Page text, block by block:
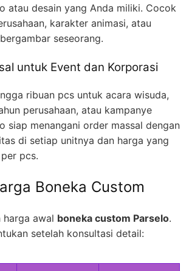
atau desain yang Anda miliki. Cocok
karakter animasi, atau
seseorang.
untuk Event dan Korporasi
ribuan pcs untuk acara wisuda,
perusahaan, atau kampanye
siap menangani order massal dengan
di setiap unitnya dan harga yang
pcs.
Boneka Custom
harga awal boneka custom Parselo.
setelah konsultasi detail: